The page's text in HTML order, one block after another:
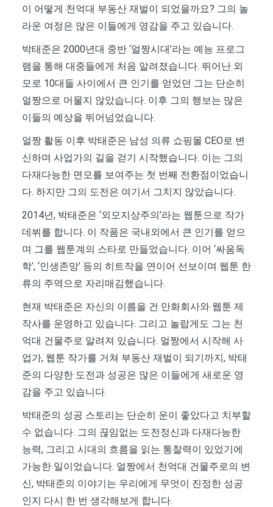
이 어떻게 천억대 부동산 재벌이 되었을까요? 그의 놀
라운 여정은 많은 이들에게 영감을 주고 있습니다.
박태준은 2000년대 중반 ‘얼짱시대’라는 예능 프로그
램을 통해 대중들에게 처음 알려졌습니다. 뛰어난 외
모로 10대들 사이에서 큰 인기를 얻었던 그는 단순히
얼짱으로 머물지 않았습니다. 이후 그의 행보는 많은
이들의 예상을 뛰어넘었습니다.
얼짱 활동 이후 박태준은 남성 의류 쇼핑몰 CEO로 변
신하며 사업가의 길을 걷기 시작했습니다. 이는 그의
다재다능한 면모를 보여주는 첫 번째 전환점이었습니
다. 하지만 그의 도전은 여기서 그치지 않았습니다.
2014년, 박태준은 ‘외모지상주의’라는 웹툰으로 작가
데뷔를 합니다. 이 작품은 국내외에서 큰 인기를 얻으
며 그를 웹툰계의 스타로 만들었습니다. 이어 ‘싸움독
학’, ‘인생존망’ 등의 히트작을 연이어 선보이며 웹툰 한
류의 주역으로 자리매김했습니다.
현재 박태준은 자신의 이름을 건 만화회사와 웹툰 제
작사를 운영하고 있습니다. 그리고 놀랍게도 그는 천
억대 건물주로 알려져 있습니다. 얼짱에서 시작해 사
업가, 웹툰 작가를 거쳐 부동산 재벌이 되기까지, 박태
준의 다양한 도전과 성공은 많은 이들에게 새로운 영
감을 주고 있습니다.
박태준의 성공 스토리는 단순히 운이 좋았다고 치부할
수 없습니다. 그의 끊임없는 도전정신과 다재다능한
능력, 그리고 시대의 흐름을 읽는 통찰력이 있었기에
가능한 일이었습니다. 얼짱에서 천억대 건물주로의 변
신, 박태준의 이야기는 우리에게 무엇이 진정한 성공
인지 다시 한 번 생각해보게 합니다.